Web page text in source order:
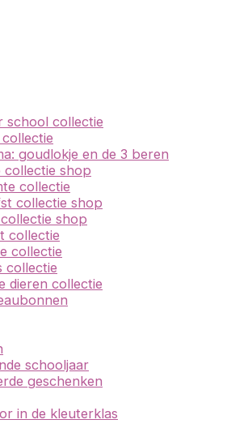
school collectie
goudlokje en de 3 beren
collectie shop
collectie
collectie shop
shop
collectie
collectie
collectie
dieren collectie
schooljaar
geschenken
in de kleuterklas